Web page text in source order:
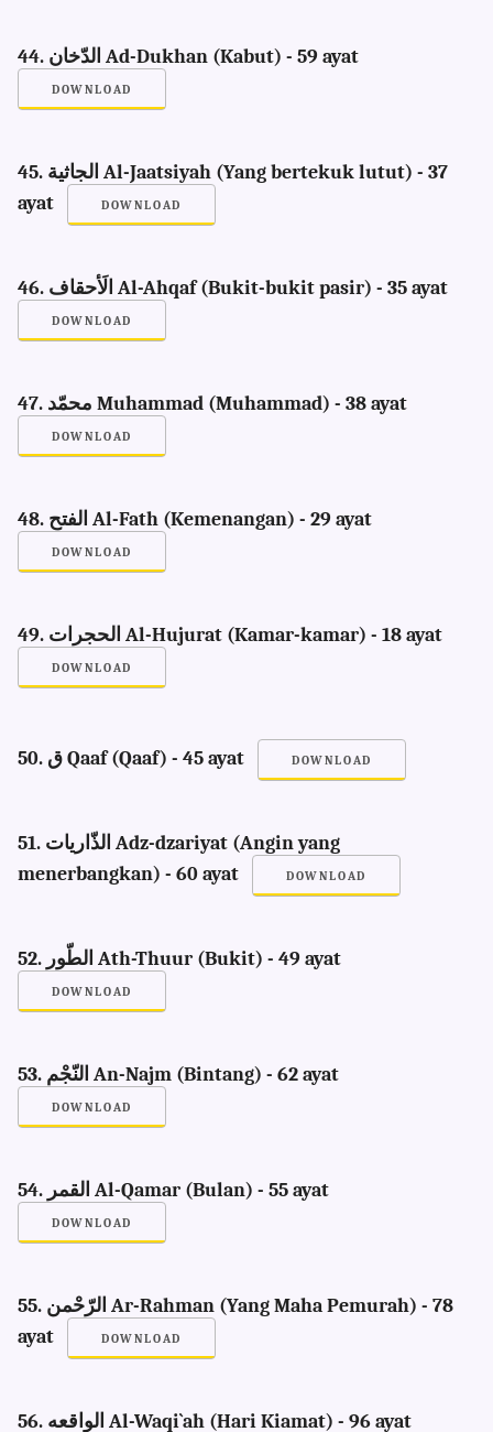
44. الدّخان Ad-Dukhan (Kabut) - 59 ayat
DOWNLOAD
45. الجاثية Al-Jaatsiyah (Yang bertekuk lutut) - 37
ayat
DOWNLOAD
46. الَأحقاف Al-Ahqaf (Bukit-bukit pasir) - 35 ayat
DOWNLOAD
47. محمّد Muhammad (Muhammad) - 38 ayat
DOWNLOAD
48. الفتح Al-Fath (Kemenangan) - 29 ayat
DOWNLOAD
49. الحجرات Al-Hujurat (Kamar-kamar) - 18 ayat
DOWNLOAD
50. ق Qaaf (Qaaf) - 45 ayat DOWNLOAD
51. الذّاريات Adz-dzariyat (Angin yang
menerbangkan) - 60 ayat
DOWNLOAD
52. الطّور Ath-Thuur (Bukit) - 49 ayat
DOWNLOAD
53. النّجْم An-Najm (Bintang) - 62 ayat
DOWNLOAD
54. القمر Al-Qamar (Bulan) - 55 ayat
DOWNLOAD
55. الرّحْمن Ar-Rahman (Yang Maha Pemurah) - 78
ayat
DOWNLOAD
56. الواقعه Al-Waqi`ah (Hari Kiamat) - 96 ayat